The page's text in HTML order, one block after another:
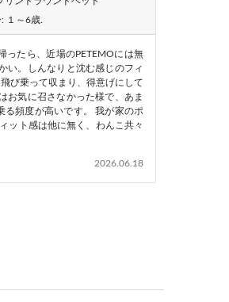
: １～6歳
ったら、近場のPETEMOには無
い。しんなりと沈む感じのフィ
び乗って収まり、得意げにして
お気に召さなかった様で、あま
る頻度が高いです。 我が家のポ
ット感は他に無く、わんこ共々
2026.06.18